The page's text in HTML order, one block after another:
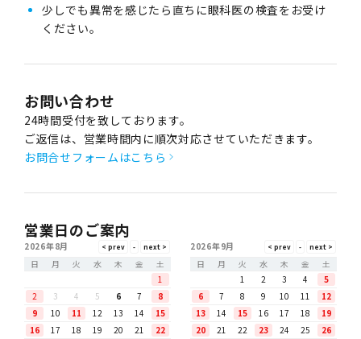
少しでも異常を感じたら直ちに眼科医の検査をお受け
ください。
お問い合わせ
24時間受付を致しております。
ご返信は、営業時間内に順次対応させていただきます。
お問合せフォームはこちら
営業日のご案内
2026年8月
日
月 火 水 木 金
土
1
2
3 4 5 6 7
8
9
10 11 12 13 14
15
16
17 18 19 20 21
22
2026年9月
日
月 火 水 木 金
土
1
2 3 4
5
6
7 8 9 10 11
12
13
14 15 16 17 18
19
20
21 22 23 24 25
26